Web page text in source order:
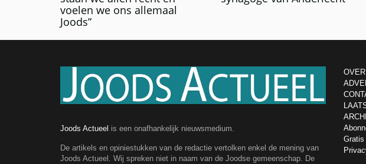
voelen we ons allemaal
Joods”
Joods Actueel is een onafhankelijk nieuwsmedium.
De artikels en opiniestukken van de redactie vertolken enkel de mening van
Joods Actueel. Wij spreken niet in naam van de Joodse gemeenschap. De
Gratis